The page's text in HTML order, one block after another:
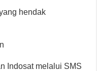
hendak
Indosat melalui SMS